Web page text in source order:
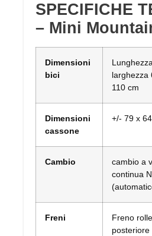
SPECIFICHE
– Mini
Dimensioni
bici
larghezza
110 cm
Dimensioni
cassone
+/- 79 x
Cambio
cambio a
continua
Freni
Freno
posteriore